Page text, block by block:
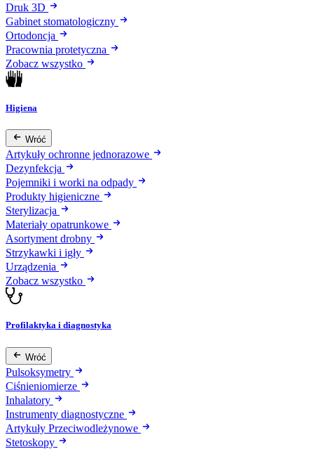
Druk 3D
Gabinet stomatologiczny
Ortodoncja
Pracownia protetyczna
Zobacz wszystko
Higiena
Wróć
Artykuły ochronne jednorazowe
Dezynfekcja
Pojemniki i worki na odpady
Produkty higieniczne
Sterylizacja
Materiały opatrunkowe
Asortyment drobny
Strzykawki i igły
Urządzenia
Zobacz wszystko
Profilaktyka i diagnostyka
Wróć
Pulsoksymetry
Ciśnieniomierze
Inhalatory
Instrumenty diagnostyczne
Artykuły Przeciwodleżynowe
Stetoskopy